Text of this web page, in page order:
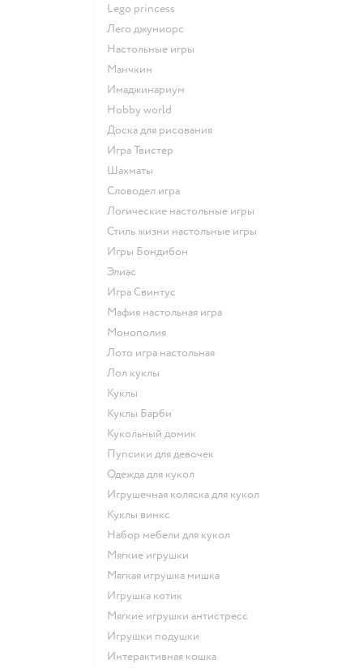
Lego princess
Лего джуниорс
Настольные игры
Манчкин
Имаджинариум
Hobby world
Доска для рисования
Игра Твистер
Шахматы
Словодел игра
Логические настольные игры
Стиль жизни настольные игры
Игры Бондибон
Элиас
Игра Свинтус
Мафия настольная игра
Монополия
Лото игра настольная
Лол куклы
Куклы
Куклы Барби
Кукольный домик
Пупсики для девочек
Одежда для кукол
Игрушечная коляска для кукол
Куклы винкс
Набор мебели для кукол
Мягкие игрушки
Мягкая игрушка мишка
Игрушка котик
Мягкие игрушки антистресс
Игрушки подушки
Интерактивная кошка